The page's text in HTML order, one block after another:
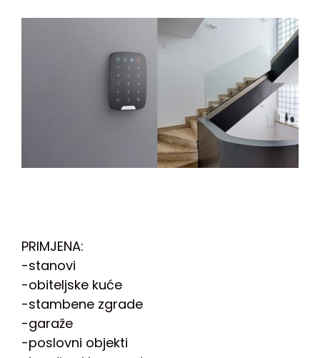
PRIMJENA:
-stanovi
-obiteljske kuće
-stambene zgrade
-garaže
-poslovni objekti